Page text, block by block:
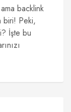
backlink
biri! Peki,
İşte bu